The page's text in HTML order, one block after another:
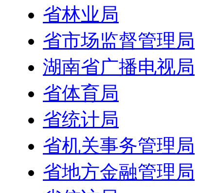
省林业局
省市场监督管理局
湖南省广播电视局
省体育局
省统计局
省机关事务管理局
省地方金融管理局